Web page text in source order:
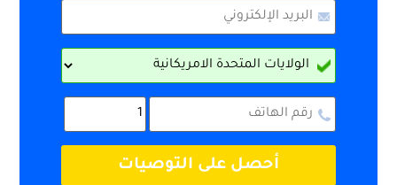
أحصل على التوصيات